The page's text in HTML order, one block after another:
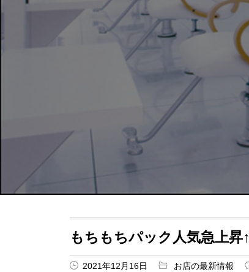
もちもちパック人気急上昇↑
2021年12月16日 お店の最新情報